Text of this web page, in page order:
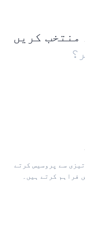
منتخب کریں
سے پروسیس کرتے
فراہم کرتے ہیں۔